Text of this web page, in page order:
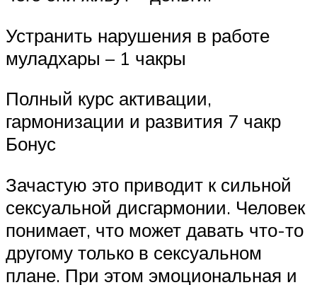
Устранить нарушения в работе
муладхары – 1 чакры
Полный курс активации,
гармонизации и развития 7 чакр
Бонус
Зачастую это приводит к сильной
сексуальной дисгармонии. Человек
понимает, что может давать что-то
другому только в сексуальном
плане. При этом эмоциональная и